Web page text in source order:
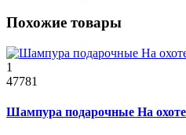
Похожие товары
1
47781
Шампура подарочные На